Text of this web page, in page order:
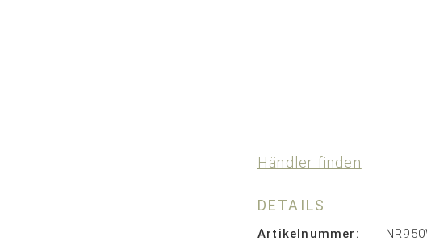
Händler finden
DETAILS
Artikelnummer: